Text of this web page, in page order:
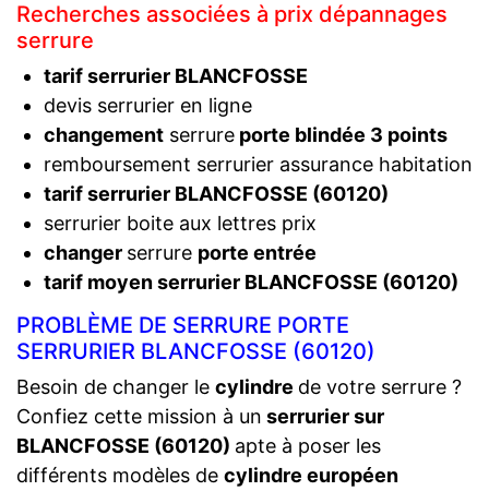
Recherches associées à prix dépannages
serrure
tarif serrurier BLANCFOSSE
devis serrurier en ligne
changementserrureporte blindée 3 points
remboursement serrurier assurance habitation
tarif serrurier BLANCFOSSE (60120)
serrurier boite aux lettres prix
changer serrure porte entrée
tarif moyen serrurier BLANCFOSSE (60120)
PROBLÈME DE SERRURE PORTE
SERRURIER BLANCFOSSE (60120)
Besoin de changer le cylindre de votre serrure ?
Confiez cette mission à un serrurier sur
BLANCFOSSE (60120) apte à poser les
différents modèles de cylindre européen